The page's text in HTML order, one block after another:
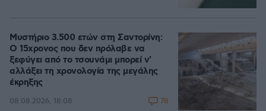
Μυστήριο 3.500 ετών στη Σαντορίνη:
Ο 15χρονος που δεν πρόλαβε να
ξεφύγει από το τσουνάμι μπορεί ν'
αλλάξει τη χρονολογία της μεγάλης
έκρηξης
08.08.2026, 18:08 78